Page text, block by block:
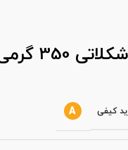
اسلایم
کیفی A